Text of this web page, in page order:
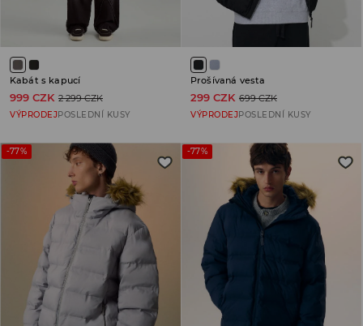
Kabát s kapucí
999 CZK 2 299 CZK
VÝPRODEJPOSLEDNÍ KUSY
Prošívaná vesta
299 CZK 699 CZK
VÝPRODEJPOSLEDNÍ KUSY
-77% -77%